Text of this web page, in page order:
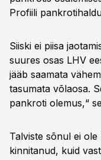
Profiili
Siiski ei piisa
suures osas LHV
jääb saamata
tasumata võlaosa.
pankroti olemus,“
Talviste sõnul ei
kinnitanud, kuid